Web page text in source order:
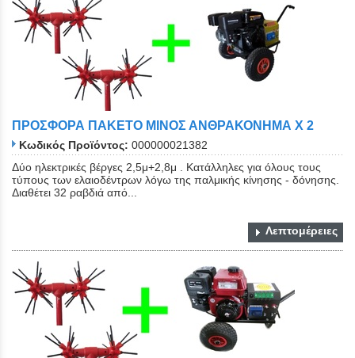
ΠΡΟΣΦΟΡΑ ΠΑΚΕΤΟ ΜΙΝΟΣ ΑΝΘΡΑΚΟΝΗΜΑ Χ 2
Κωδικός Προϊόντος: 000000021382
Δύο ηλεκτρικές βέργες 2,5μ+2,8μ . Κατάλληλες για όλους τους
τύπους των ελαιοδέντρων λόγω της παλμικής κίνησης - δόνησης.
Διαθέτει 32 ραβδιά από...
Λεπτομέρειες